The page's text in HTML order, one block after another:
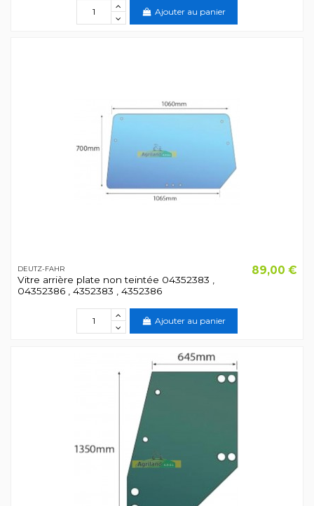
Ajouter au panier
DEUTZ-FAHR
Vitre arrière plate non teintée 04352383 ,
04352386 , 4352383 , 4352386
89,00 €
Ajouter au panier